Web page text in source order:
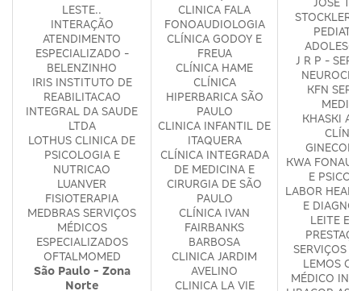
LESTE..
INTERAÇÃO
ATENDIMENTO
ESPECIALIZADO -
BELENZINHO
IRIS INSTITUTO DE
REABILITACAO
INTEGRAL DA SAUDE
LTDA
LOTHUS CLINICA DE
PSICOLOGIA E
NUTRICAO
LUANVER
FISIOTERAPIA
MEDBRAS SERVIÇOS
MÉDICOS
ESPECIALIZADOS
OFTALMOMED
São Paulo - Zona
Norte
CLINICA FALA
FONOAUDIOLOGIA
CLÍNICA GODOY E
FREUA
CLÍNICA HAME
CLÍNICA
HIPERBARICA SÃO
PAULO
CLINICA INFANTIL DE
ITAQUERA
CLÍNICA INTEGRADA
DE MEDICINA E
CIRURGIA DE SÃO
PAULO
CLÍNICA IVAN
FAIRBANKS
BARBOSA
CLINICA JARDIM
AVELINO
CLINICA LA VIE
STOCKLER
J R P -
KFN
KHASKI
KWA
E
LABOR
E
LEITE E
SERVIÇOS
LEMOS
MÉDICO